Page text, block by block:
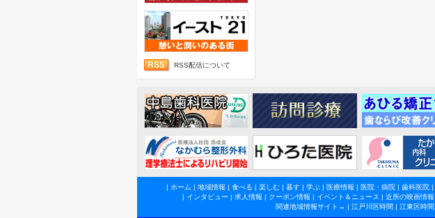
RSS配信について
| ホーム | 地域情報 | 食べる | 楽しむ| 暮す| 学ぶ| 医療情報 | 医院・病院| 歯科医院|
| インタビュー | 求人情報 | クーポン情報 | イベント＆ニュース | 近所の映画情報
関連地域情報サイト→ | 江戸川区時間 | 江東区時間